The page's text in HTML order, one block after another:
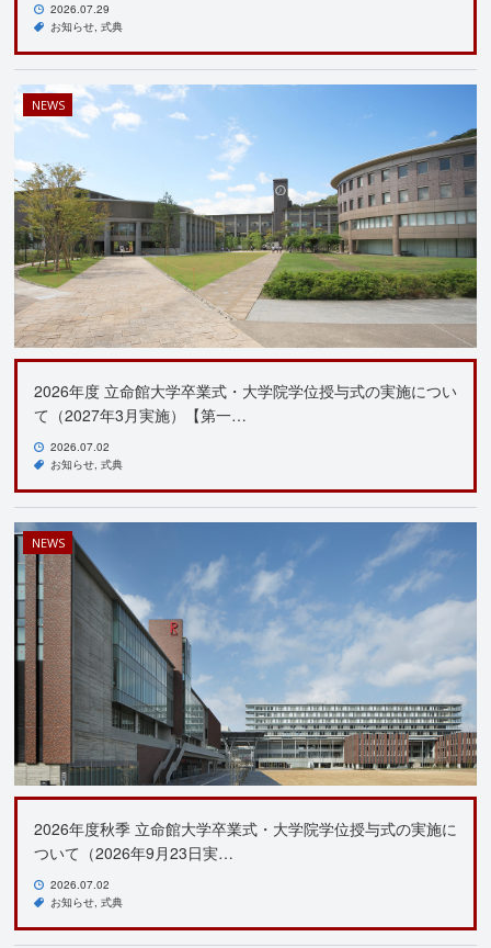
2026.07.29
お知らせ 式典
NEWS
2026年度 立命館大学卒業式・大学院学位授与式の実施につい
て（2027年3月実施）【第一…
2026.07.02
お知らせ 式典
NEWS
2026年度秋季 立命館大学卒業式・大学院学位授与式の実施に
ついて（2026年9月23日実…
2026.07.02
お知らせ 式典